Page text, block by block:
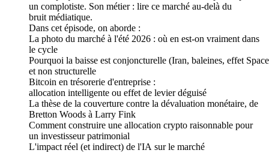
un complotiste. Son métier : lire ce marché au-delà du
bruit médiatique.
Dans cet épisode, on aborde :
La photo du marché à l'été 2026 : où en est-on vraiment dans
le cycle
Pourquoi la baisse est conjoncturelle (Iran, baleines, effet
et non structurelle
Bitcoin en trésorerie d'entreprise :
allocation intelligente ou effet de levier déguisé
La thèse de la couverture contre la dévaluation monétaire, de
Bretton Woods à Larry Fink
Comment construire une allocation crypto raisonnable pour
un investisseur patrimonial
L'impact réel (et indirect) de l'IA sur le marché